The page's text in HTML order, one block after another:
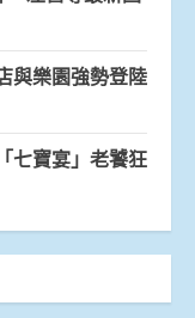
與樂園強勢登陸
七寶宴」老饕狂